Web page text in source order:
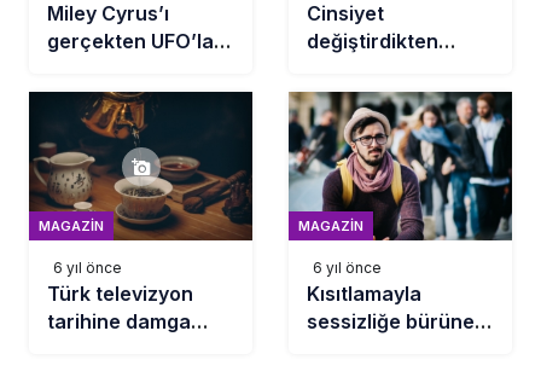
Miley Cyrus’ı
gerçekten UFO’lar
Cinsiyet
değiştirdikten
hayata adım atan
dünyaca ünlü
isimler!
MAGAZIN
6 yıl önce
Türk televizyon
tarihine damga
MAGAZIN
6 yıl önce
Kısıtlamayla
sessizliğe bürünen